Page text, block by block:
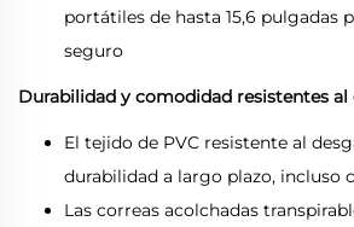
portátiles de hasta 15,6 pulgadas
seguro
Durabilidad y comodidad resistentes al
El tejido de PVC resistente al
durabilidad a largo plazo, incluso
Las correas acolchadas